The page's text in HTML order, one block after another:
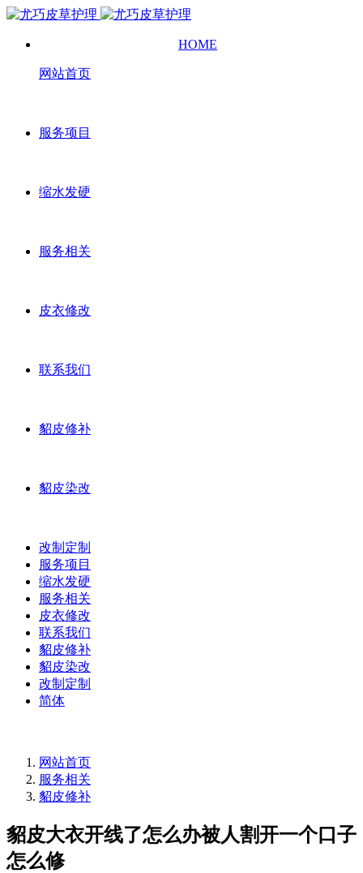
HOME
网站首页
服务项目
缩水发硬
服务相关
皮衣修改
联系我们
貂皮修补
貂皮染改
改制定制
服务项目
缩水发硬
服务相关
皮衣修改
联系我们
貂皮修补
貂皮染改
改制定制
简体
网站首页
服务相关
貂皮修补
貂皮大衣开线了怎么办被人割开一个口子
怎么修